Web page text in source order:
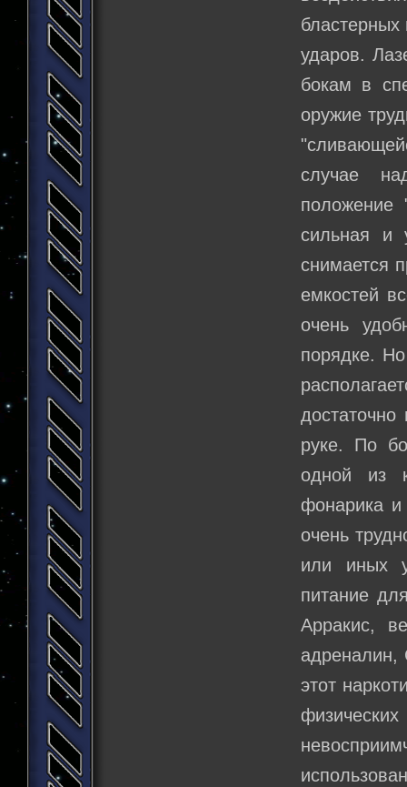
ударов.
бокам в
оружие
случае
положение
сильная и
снимается
емкостей
очень
порядке.
руке. По
одной из
фонарика
очень
или иных
питание
Арракис,
адреналин,
этот